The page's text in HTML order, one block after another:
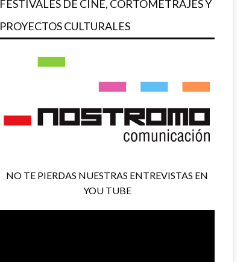
FESTIVALES DE CINE, CORTOMETRAJES Y
PROYECTOS CULTURALES
NO TE PIERDAS NUESTRAS ENTREVISTAS EN
YOU TUBE